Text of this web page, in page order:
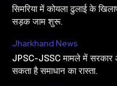
सिमरिया में कोयला ढुलाई के
सड़क जाम शुरू.
Jharkhand News
JPSC-JSSC मामले में सरकार
सकता है समाधान का रास्ता.